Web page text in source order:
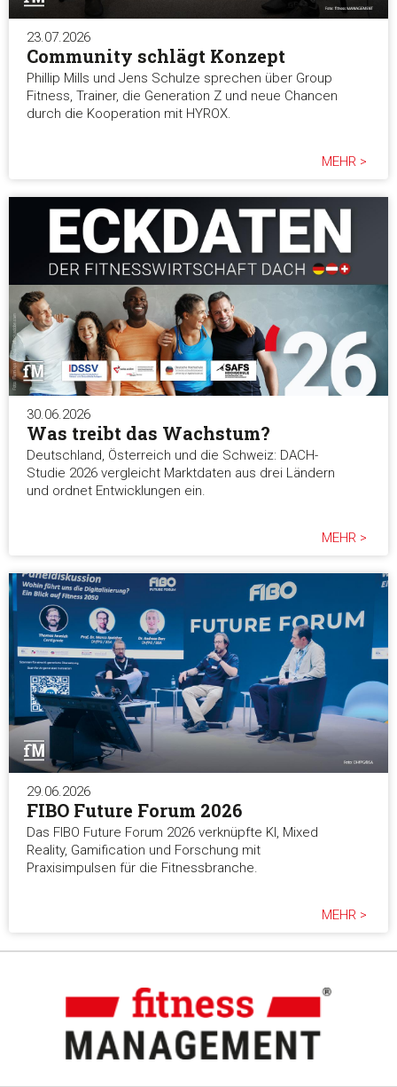
23.07.2026
Community schlägt Konzept
Phillip Mills und Jens Schulze sprechen über Group
Fitness, Trainer, die Generation Z und neue Chancen
durch die Kooperation mit HYROX.
MEHR >
30.06.2026
Was treibt das Wachstum?
Deutschland, Österreich und die Schweiz: DACH-
Studie 2026 vergleicht Marktdaten aus drei Ländern
und ordnet Entwicklungen ein.
MEHR >
29.06.2026
FIBO Future Forum 2026
Das FIBO Future Forum 2026 verknüpfte KI, Mixed
Reality, Gamification und Forschung mit
Praxisimpulsen für die Fitnessbranche.
MEHR >